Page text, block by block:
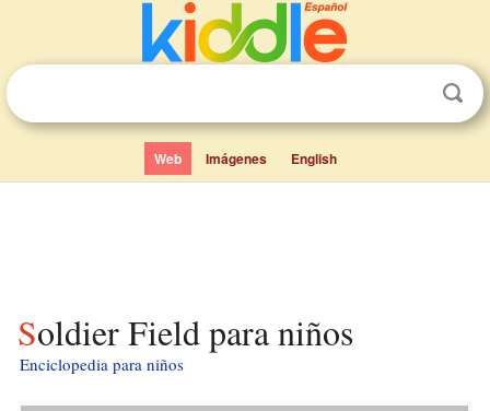
Web Imágenes English
Soldier Field para niños
Enciclopedia para niños